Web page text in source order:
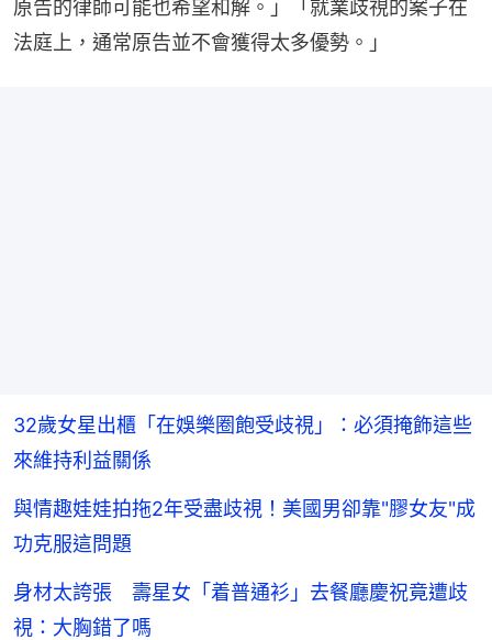
原告的律師可能也希望和解。」「就業歧視的案子在
法庭上，通常原告並不會獲得太多優勢。」
32歲女星出櫃「在娛樂圈飽受歧視」：必須掩飾這些
來維持利益關係
與情趣娃娃拍拖2年受盡歧視！美國男卻靠"膠女友"成
功克服這問題
身材太誇張 壽星女「着普通衫」去餐廳慶祝竟遭歧
視：大胸錯了嗎